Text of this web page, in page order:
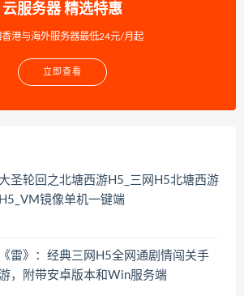
云服务器 精选特惠
香港与海外服务器最低24元/月起
立即查看
大圣轮回之北塘西游H5_三网H5北塘西游
H5_VM镜像单机一键端
《雷》：经典三网H5全网通剧情闯关手
，附带安卓版本和Win服务端